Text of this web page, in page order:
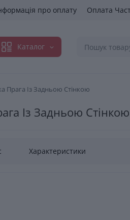
про оплату Оплата
Каталог
Прага Із Задньою Стінкою
Із Задньою Стінкою
Характеристики